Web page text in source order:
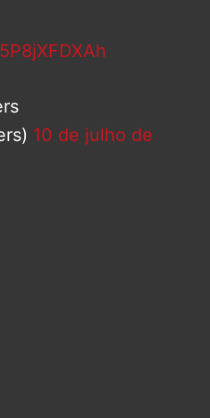
10 de julho de